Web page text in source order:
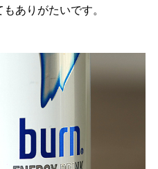
ありがたいです。